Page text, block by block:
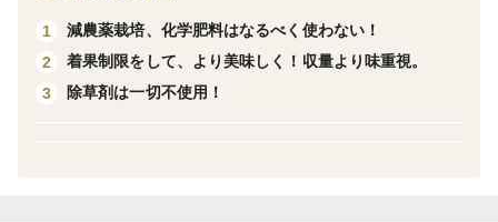
1
減農薬栽培、化学肥料はなるべく使わない！
2
着果制限をして、より美味しく！収量より味重視。
3
除草剤は一切不使用！